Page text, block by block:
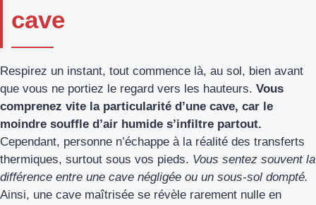
cave
Respirez un instant, tout commence là, au sol, bien avant
que vous ne portiez le regard vers les hauteurs. Vous
comprenez vite la particularité d’une cave, car le
moindre souffle d’air humide s’infiltre partout.
Cependant, personne n’échappe à la réalité des transferts
thermiques, surtout sous vos pieds. Vous sentez souvent la
différence entre une cave négligée ou un sous-sol dompté.
Ainsi, une cave maîtrisée se révèle rarement nulle en